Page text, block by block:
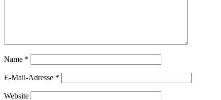
Name *
E-Mail-Adresse *
Website